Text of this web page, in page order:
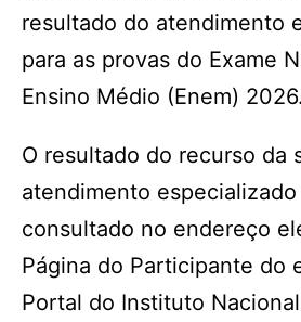
resultado do atendimento
para as provas do Exame
Ensino Médio (Enem) 2026.
O resultado do recurso da
atendimento
consultado no endereço
Página do Participante do
Portal do Instituto